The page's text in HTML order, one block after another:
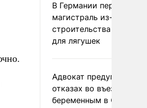
В Германии перекрыли
магистраль из-за
строительства
для лягушек
Адвокат предупредил
отказах во въезде
беременным в США